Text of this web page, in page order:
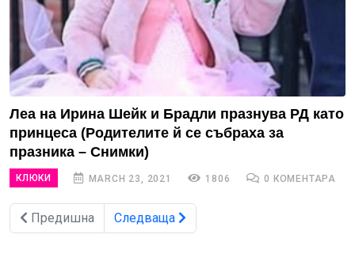
Леа на Ирина Шейк и Брадли празнува РД като
принцеса (Родителите й се събраха за
празника – Снимки)
КЛЮКИ MARCH 23, 2021 1806 0 КОМЕНТАРА
Предишна Следваща